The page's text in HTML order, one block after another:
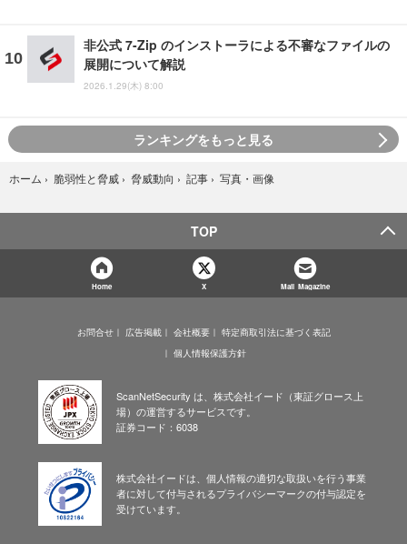
非公式 7-Zip のインストーラによる不審なファイルの
展開について解説
2026.1.29(木) 8:00
ランキングをもっと見る
ホーム › 脆弱性と脅威 › 脅威動向 › 記事 › 写真・画像
TOP
Home X Mail Magazine
お問合せ 広告掲載 会社概要
特定商取引法に基づく表記
個人情報保護方針
ScanNetSecurity は、株式会社イード（東証グロース上
場）の運営するサービスです。
証券コード：6038
株式会社イードは、個人情報の適切な取扱いを行う事業
者に対して付与されるプライバシーマークの付与認定を
受けています。